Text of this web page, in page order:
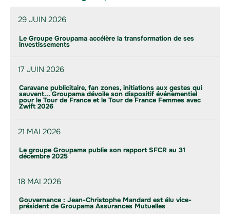
29 JUIN 2026
Le Groupe Groupama accélère la transformation de ses
investissements
17 JUIN 2026
Caravane publicitaire, fan zones, initiations aux gestes qui
sauvent... Groupama dévoile son dispositif événementiel
pour le Tour de France et le Tour de France Femmes avec
Zwift 2026
21 MAI 2026
Le groupe Groupama publie son rapport SFCR au 31
décembre 2025
18 MAI 2026
Gouvernance : Jean-Christophe Mandard est élu vice-
président de Groupama Assurances Mutuelles